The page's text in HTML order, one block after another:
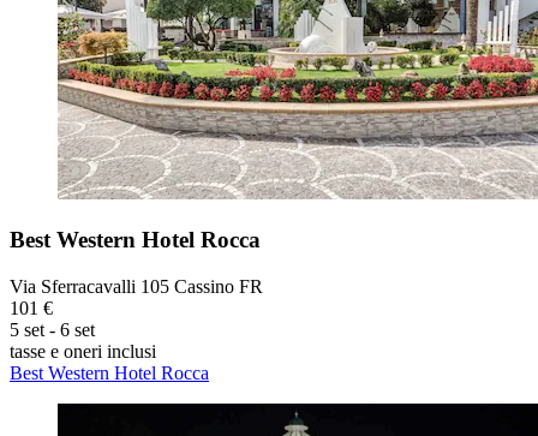
Best Western Hotel Rocca
Via Sferracavalli 105 Cassino FR
101 €
5 set - 6 set
tasse e oneri inclusi
Best Western Hotel Rocca